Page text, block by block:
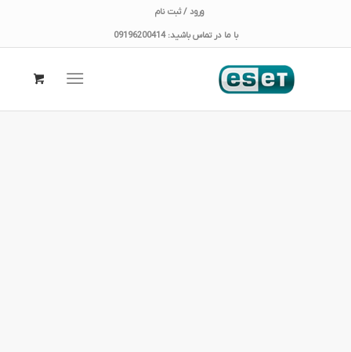
ورود / ثبت نام
با ما در تماس باشید: 09196200414